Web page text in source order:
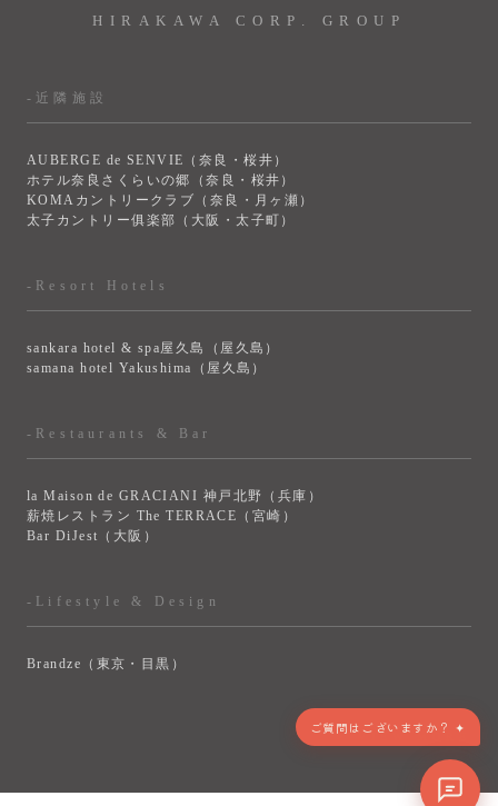
HIRAKAWA CORP. GROUP
-近隣施設
AUBERGE de SENVIE（奈良・桜井）
ホテル奈良さくらいの郷（奈良・桜井）
KOMAカントリークラブ（奈良・月ヶ瀬）
太子カントリー俱楽部（大阪・太子町）
-Resort Hotels
sankara hotel & spa屋久島（屋久島）
samana hotel Yakushima（屋久島）
-Restaurants & Bar
la Maison de GRACIANI 神戸北野（兵庫）
薪焼レストラン The TERRACE（宮崎）
Bar DiJest（大阪）
-Lifestyle & Design
Brandze（東京・目黒）
> VIEW MORE